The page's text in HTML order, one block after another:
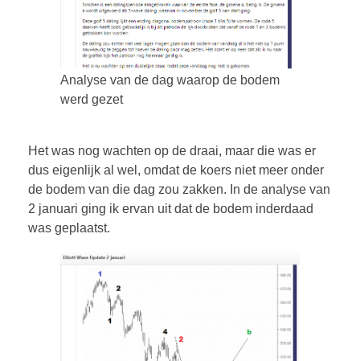
Analyse van de dag waarop de bodem
werd gezet
Het was nog wachten op de draai, maar die was er
dus eigenlijk al wel, omdat de koers niet meer onder
de bodem van die dag zou zakken. In de analyse van
2 januari ging ik ervan uit dat de bodem inderdaad
was geplaatst.